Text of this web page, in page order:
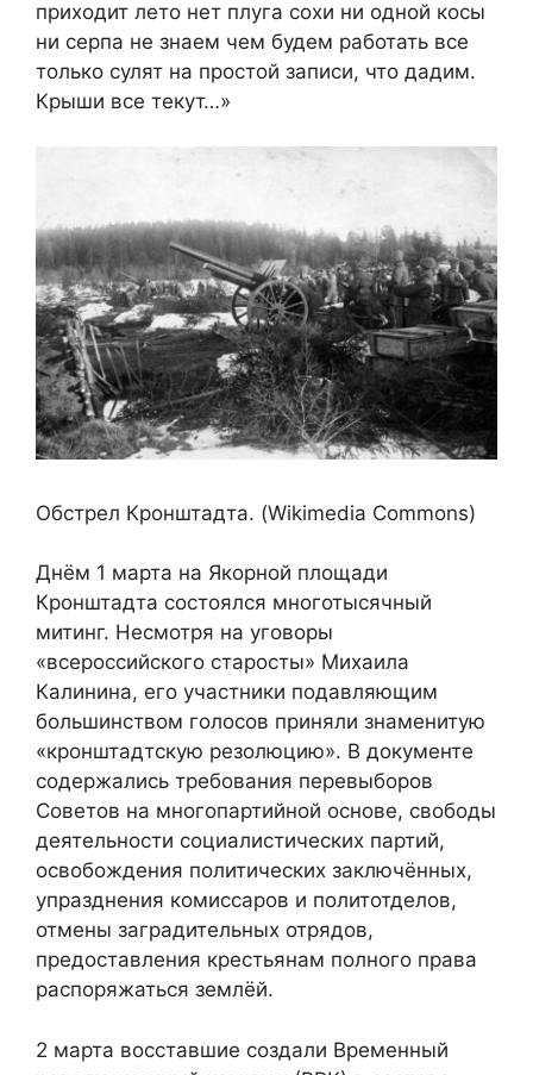
приходит лето нет плуга сохи ни одной косы
ни серпа не знаем чем будем работать все
только сулят на простой записи, что дадим.
Крыши все текут…»
Обстрел Кронштадта. (Wikimedia Commons)
Днём 1 марта на Якорной площади
Кронштадта состоялся многотысячный
митинг. Несмотря на уговоры
«всероссийского старосты» Михаила
Калинина, его участники подавляющим
большинством голосов приняли знаменитую
«кронштадтскую резолюцию». В документе
содержались требования перевыборов
Советов на многопартийной основе, свободы
деятельности социалистических партий,
освобождения политических заключённых,
упразднения комиссаров и политотделов,
отмены заградительных отрядов,
предоставления крестьянам полного права
распоряжаться землёй.
2 марта восставшие создали Временный